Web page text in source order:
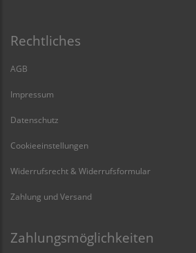
Rechtliches
AGB
Impressum
Datenschutz
Cookieeinstellungen
Widerrufsrecht & Widerrufsformular
Zahlung und Versand
Zahlungsmöglichkeiten